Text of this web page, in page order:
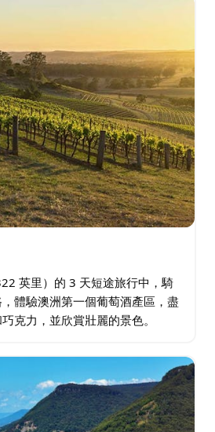
英里）的 3 天短途旅行中，騎
體驗澳洲第一個葡萄酒產區，盡
克力，並欣賞壯麗的景色。